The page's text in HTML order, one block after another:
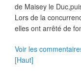
de Maisey le
Lors de la
elles ont arrêté de
Voir les
[Haut]